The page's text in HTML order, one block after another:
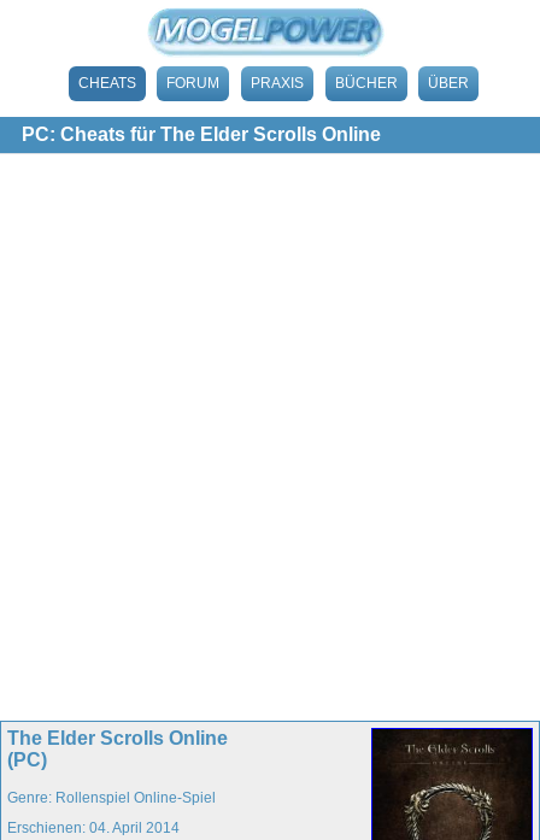
CHEATS FORUM PRAXIS BÜCHER ÜBER
PC: Cheats für The Elder Scrolls Online
The Elder Scrolls Online
(PC)
Genre: Rollenspiel Online-Spiel
Erschienen: 04. April 2014